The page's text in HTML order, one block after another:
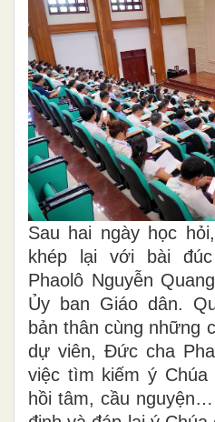
Sau hai ngày học
khép lại với bài
Phaolô Nguyễn
Ủy ban Giáo dân.
bản thân cùng những
dự viên, Đức cha
việc tìm kiếm ý Chúa
hồi tâm, cầu